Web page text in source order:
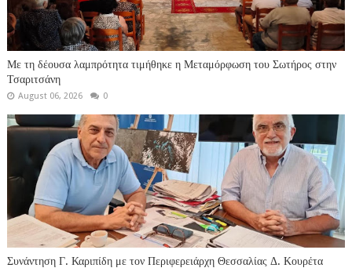
Με τη δέουσα λαμπρότητα τιμήθηκε η Μεταμόρφωση του Σωτήρος στην
Τσαριτσάνη
August 06, 2026 0
Συνάντηση Γ. Καριπίδη με τον Περιφερειάρχη Θεσσαλίας Δ. Κουρέτα